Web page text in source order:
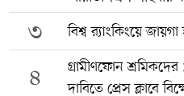
৩ বিশ্ব র‍্যাংকিংয়ে জায়গা
৪
গ্রামীণফোন
দাবিতে প্রেস ক্লাবে